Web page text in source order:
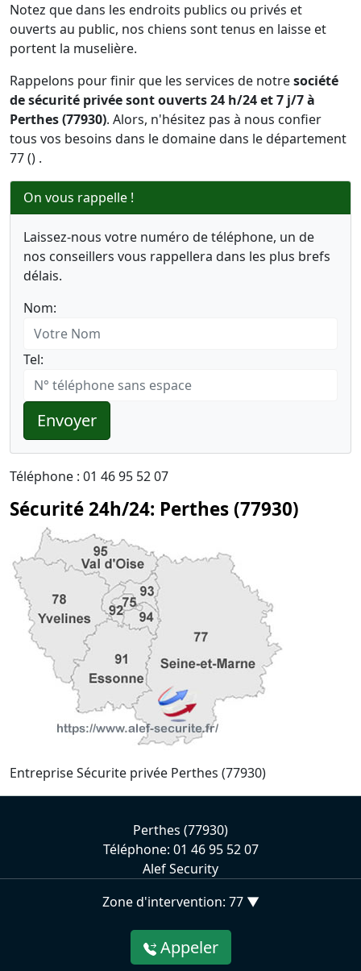
Notez que dans les endroits publics ou privés et
ouverts au public, nos chiens sont tenus en laisse et
portent la muselière.
Rappelons pour finir que les services de notresociété
de sécurité privée sont ouverts 24 h/24 et 7 j/7 à
Perthes (77930). Alors, n'hésitez pas à nous confier
tous vos besoins dans le domaine dans le département
77 () .
On vous rappelle !
Laissez-nous votre numéro de téléphone, un de
nos conseillers vous rappellera dans les plus brefs
délais.
Nom:
Tel:
Envoyer
Téléphone : 01 46 95 52 07
Sécurité 24h/24: Perthes (77930)
Entreprise Sécurite privée Perthes (77930)
Perthes (77930)
Téléphone: 01 46 95 52 07
Alef Security
Zone d'intervention: 77 ▼
Appeler